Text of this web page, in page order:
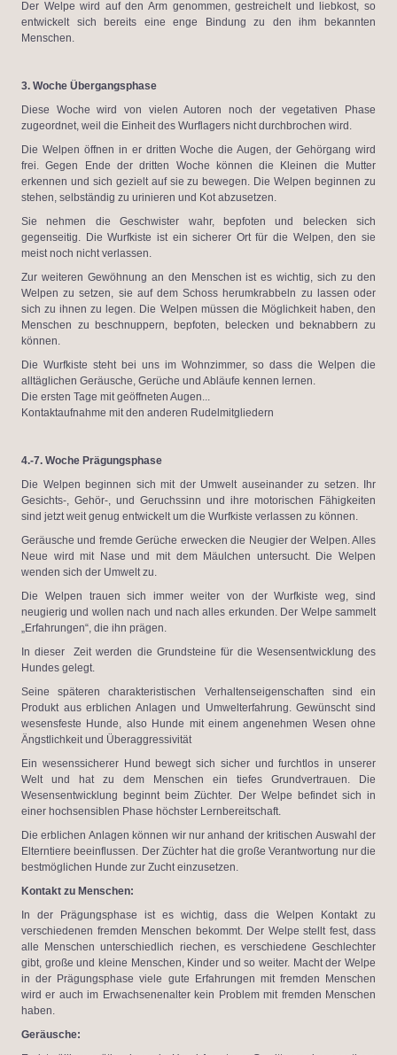
Der Welpe wird auf den Arm genommen, gestreichelt und liebkost, so
entwickelt sich bereits eine enge Bindung zu den ihm bekannten
Menschen.
3. Woche Übergangsphase
Diese Woche wird von vielen Autoren noch der vegetativen Phase
zugeordnet, weil die Einheit des Wurflagers nicht durchbrochen wird.
Die Welpen öffnen in er dritten Woche die Augen, der Gehörgang wird
frei. Gegen Ende der dritten Woche können die Kleinen die Mutter
erkennen und sich gezielt auf sie zu bewegen. Die Welpen beginnen zu
stehen, selbständig zu urinieren und Kot abzusetzen.
Sie nehmen die Geschwister wahr, bepfoten und belecken sich
gegenseitig. Die Wurfkiste ist ein sicherer Ort für die Welpen, den sie
meist noch nicht verlassen.
Zur weiteren Gewöhnung an den Menschen ist es wichtig, sich zu den
Welpen zu setzen, sie auf dem Schoss herumkrabbeln zu lassen oder
sich zu ihnen zu legen. Die Welpen müssen die Möglichkeit haben, den
Menschen zu beschnuppern, bepfoten, belecken und beknabbern zu
können.
Die Wurfkiste steht bei uns im Wohnzimmer, so dass die Welpen die
alltäglichen Geräusche, Gerüche und Abläufe kennen lernen.
Die ersten Tage mit geöffneten Augen...
Kontaktaufnahme mit den anderen Rudelmitgliedern
4.-7. Woche Prägungsphase
Die Welpen beginnen sich mit der Umwelt auseinander zu setzen. Ihr
Gesichts-, Gehör-, und Geruchssinn und ihre motorischen Fähigkeiten
sind jetzt weit genug entwickelt um die Wurfkiste verlassen zu können.
Geräusche und fremde Gerüche erwecken die Neugier der Welpen. Alles
Neue wird mit Nase und mit dem Mäulchen untersucht. Die Welpen
wenden sich der Umwelt zu.
Die Welpen trauen sich immer weiter von der Wurfkiste weg, sind
neugierig und wollen nach und nach alles erkunden. Der Welpe sammelt
„Erfahrungen“, die ihn prägen.
In dieser Zeit werden die Grundsteine für die Wesensentwicklung des
Hundes gelegt.
Seine späteren charakteristischen Verhaltenseigenschaften sind ein
Produkt aus erblichen Anlagen und Umwelterfahrung. Gewünscht sind
wesensfeste Hunde, also Hunde mit einem angenehmen Wesen ohne
Ängstlichkeit und Überaggressivität
Ein wesenssicherer Hund bewegt sich sicher und furchtlos in unserer
Welt und hat zu dem Menschen ein tiefes Grundvertrauen. Die
Wesensentwicklung beginnt beim Züchter. Der Welpe befindet sich in
einer hochsensiblen Phase höchster Lernbereitschaft.
Die erblichen Anlagen können wir nur anhand der kritischen Auswahl der
Elterntiere beeinflussen. Der Züchter hat die große Verantwortung nur die
bestmöglichen Hunde zur Zucht einzusetzen.
Kontakt zu Menschen:
In der Prägungsphase ist es wichtig, dass die Welpen Kontakt zu
verschiedenen fremden Menschen bekommt. Der Welpe stellt fest, dass
alle Menschen unterschiedlich riechen, es verschiedene Geschlechter
gibt, große und kleine Menschen, Kinder und so weiter. Macht der Welpe
in der Prägungsphase viele gute Erfahrungen mit fremden Menschen
wird er auch im Erwachsenenalter kein Problem mit fremden Menschen
haben.
Geräusche: